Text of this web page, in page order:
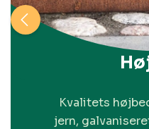
Kvalitets
jern,